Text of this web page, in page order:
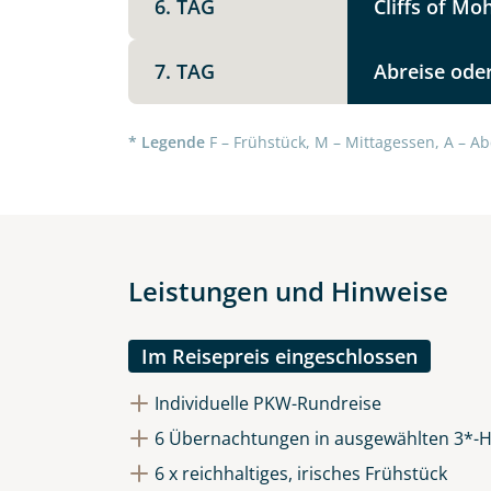
6. TAG Cliffs of
7. TAG Abreise
* Legende F – Frühstück, M – Mittagessen, A –
Leistungen und Hinweise
Im Reisepreis eingeschlossen
Individuelle PKW-Rundreise
6 Übernachtungen in ausgewählten 3*-
6 x reichhaltiges, irisches Frühstück
Datenschutz & Transparenz
Die Anfrage wird via SSL